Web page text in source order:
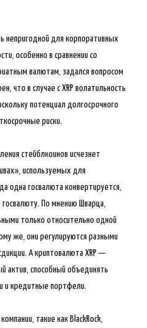
непригодной для корпоративных
особенно в сравнении со
валютам, задался вопросом
что в случае с XRP волатильность
потенциал долгосрочного
риски.
стейблкоинов исчезнет
используемых для
одна госвалюта конвертируется,
госвалюту. По мнению Шварца,
только относительно одной
же, они регулируются разными
А криптовалюта XRP —
актив, способный объединять
и кредитные портфели.
такие как BlackRock,